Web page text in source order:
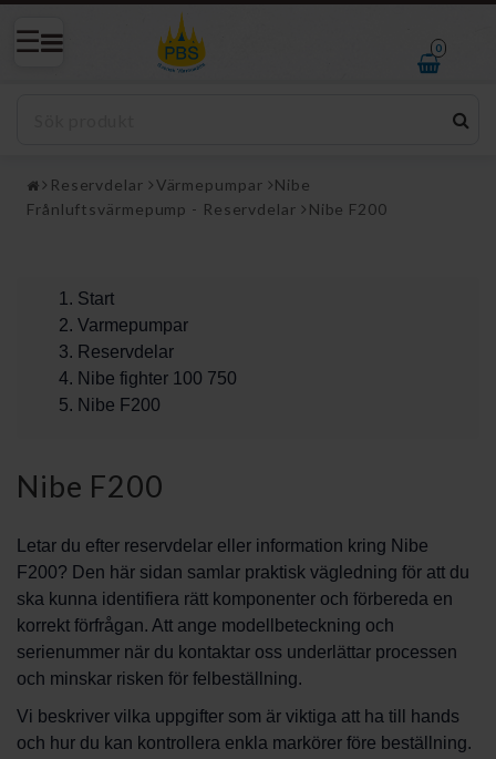
0
Reservdelar Värmepumpar
Nibe
Frånluftsvärmepump - Reservdelar
Nibe F200
Start
Varmepumpar
Reservdelar
Nibe fighter 100 750
Nibe F200
Nibe F200
Letar du efter reservdelar eller information kring Nibe
F200? Den här sidan samlar praktisk vägledning för att du
ska kunna identifiera rätt komponenter och förbereda en
korrekt förfrågan. Att ange modellbeteckning och
serienummer när du kontaktar oss underlättar processen
och minskar risken för felbeställning.
Vi beskriver vilka uppgifter som är viktiga att ha till hands
och hur du kan kontrollera enkla markörer före beställning.